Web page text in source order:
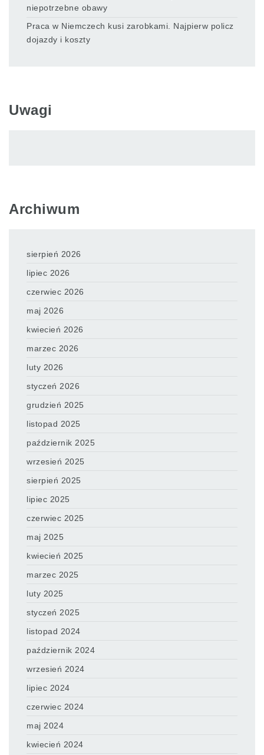
niepotrzebne obawy
Praca w Niemczech kusi zarobkami. Najpierw policz
dojazdy i koszty
Uwagi
Archiwum
sierpień 2026
lipiec 2026
czerwiec 2026
maj 2026
kwiecień 2026
marzec 2026
luty 2026
styczeń 2026
grudzień 2025
listopad 2025
październik 2025
wrzesień 2025
sierpień 2025
lipiec 2025
czerwiec 2025
maj 2025
kwiecień 2025
marzec 2025
luty 2025
styczeń 2025
listopad 2024
październik 2024
wrzesień 2024
lipiec 2024
czerwiec 2024
maj 2024
kwiecień 2024